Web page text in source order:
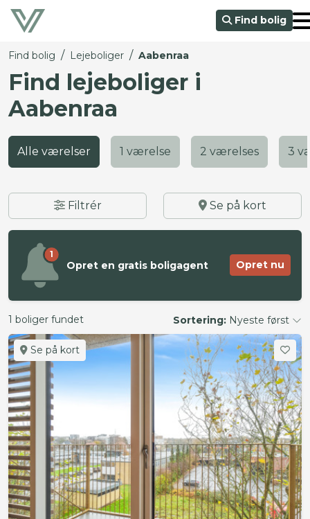
Find bolig
Find bolig / Lejeboliger / Aabenraa
Find lejeboliger i
Aabenraa
Alle værelser 1 værelse 2 værelses 3
Filtrér Se på kort
1
Opret en gratis boligagent Opret nu
1 boliger fundet Sortering: Nyeste først
Se på kort